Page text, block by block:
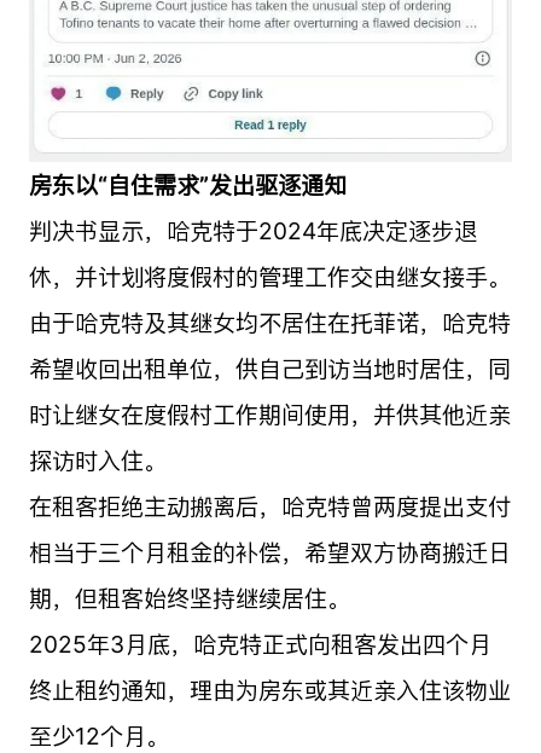
房东以“自住需求”发出驱逐通知
判决书显示，哈克特于2024年底决定逐步退
休，并计划将度假村的管理工作交由继女接手。
由于哈克特及其继女均不居住在托菲诺，哈克特
希望收回出租单位，供自己到访当地时居住，同
时让继女在度假村工作期间使用，并供其他近亲
探访时入住。
在租客拒绝主动搬离后，哈克特曾两度提出支付
相当于三个月租金的补偿，希望双方协商搬迁日
期，但租客始终坚持继续居住。
2025年3月底，哈克特正式向租客发出四个月
终止租约通知，理由为房东或其近亲入住该物业
至少12个月。